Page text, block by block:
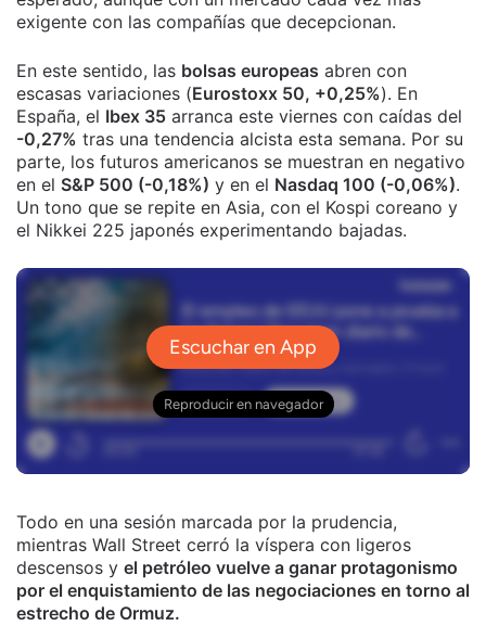
exigente con las compañías que decepcionan.
En este sentido, las bolsas europeas abren con
escasas variaciones (Eurostoxx 50, +0,25%). En
España, el Ibex 35 arranca este viernes con caídas del
-0,27% tras una tendencia alcista esta semana. Por su
parte, los futuros americanos se muestran en negativo
en el S&P 500 (-0,18%) y en el Nasdaq 100 (-0,06%).
Un tono que se repite en Asia, con el Kospi coreano y
el Nikkei 225 japonés experimentando bajadas.
Todo en una sesión marcada por la prudencia,
mientras Wall Street cerró la víspera con ligeros
descensos y el petróleo vuelve a ganar protagonismo
por el enquistamiento de las negociaciones en torno al
estrecho de Ormuz.